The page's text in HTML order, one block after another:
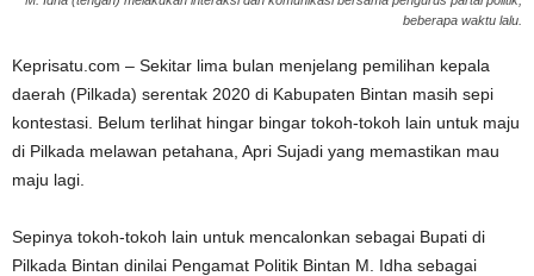
beberapa waktu lalu.
Keprisatu.com – Sekitar lima bulan menjelang pemilihan kepala
daerah (Pilkada) serentak 2020 di Kabupaten Bintan masih sepi
kontestasi. Belum terlihat hingar bingar tokoh-tokoh lain untuk maju
di Pilkada melawan petahana, Apri Sujadi yang memastikan mau
maju lagi.
Sepinya tokoh-tokoh lain untuk mencalonkan sebagai Bupati di
Pilkada Bintan dinilai Pengamat Politik Bintan M. Idha sebagai